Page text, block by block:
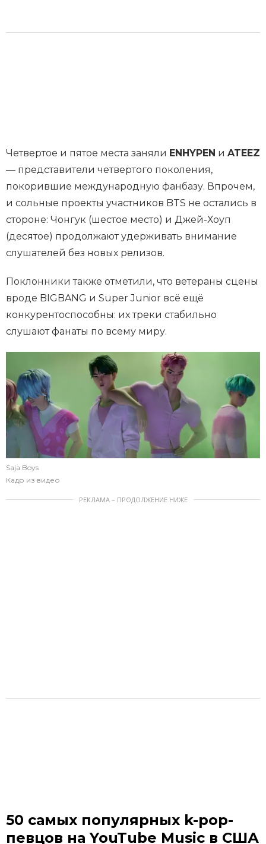
Четвертое и пятое места заняли ENHYPEN и ATEEZ
— представители четвертого поколения,
покорившие международную фанбазу. Впрочем,
и сольные проекты участников BTS не остались в
стороне: Чонгук (шестое место) и Джей-Хоуп
(десятое) продолжают удерживать внимание
слушателей без новых релизов.
Поклонники также отметили, что ветераны сцены
вроде BIGBANG и Super Junior всё ещё
конкурентоспособны: их треки стабильно
слушают фанаты по всему миру.
Saja Boys
Кадр из видео
РЕКЛАМА – ПРОДОЛЖЕНИЕ НИЖЕ
50 самых популярных k-pop-
певцов на YouTube Music в США